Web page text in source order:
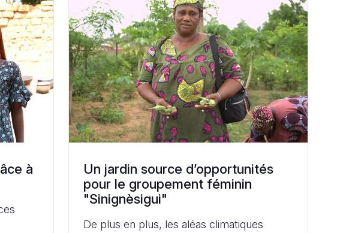
à
Un jardin source d’opportunités
pour le groupement féminin
"Sinignèsigui"
De plus en plus, les aléas climatiques